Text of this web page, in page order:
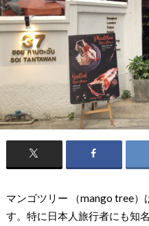
マンゴツリー （mango tree
す。特に日本人旅行者にも知